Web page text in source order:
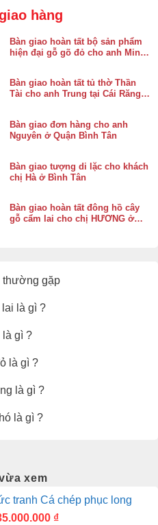
hàng
Bàn giao hoàn tất bộ sản phẩm
hiện đại gỗ gõ đỏ cho anh Minh
Bàn giao hoàn tất tủ thờ Thần
Tài cho anh Trung tại Cái Răng,
Bàn giao đơn hàng cho anh
Nguyên ở Quận Bình Tân
Bàn giao tượng di lặc cho khách
chị Hà ở Bình Tân
Bàn giao hoàn tất đông hồ cây
gỗ cẩm lai cho chị HƯƠNG ở
thường gặp
lai là gì ?
là gì ?
là gì ?
là gì ?
là gì ?
xem
tranh Cá chép phục long
₫